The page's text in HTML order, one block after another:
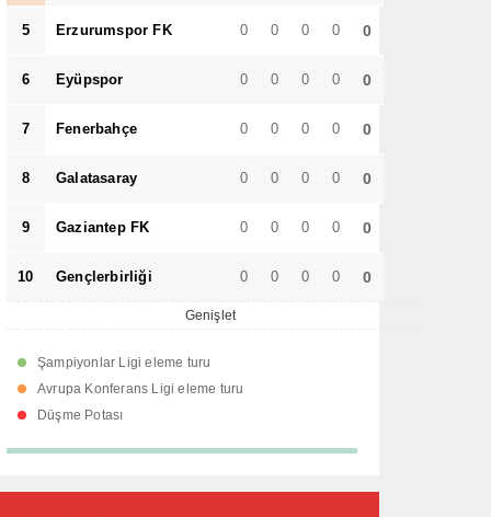
5 Erzurumspor FK 0 0 0 0 0
6 Eyüpspor 0 0 0 0 0
7 Fenerbahçe 0 0 0 0 0
8 Galatasaray 0 0 0 0 0
9 Gaziantep FK 0 0 0 0 0
10 Gençlerbirliği 0 0 0 0 0
Genişlet
Şampiyonlar Ligi eleme turu
Avrupa Konferans Ligi eleme turu
Düşme Potası